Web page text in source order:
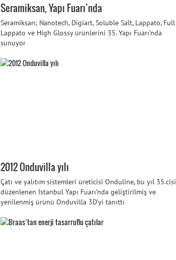
Seramiksan, Yapı Fuarı’nda
Seramiksan; Nanotech, Digiart, Soluble Salt, Lappato, Full
Lappato ve High Glossy ürünlerini 35. Yapı Fuarı’nda
sunuyor
2012 Onduvilla yılı
Çatı ve yalıtım sistemleri üreticisi Onduline, bu yıl 35.cisi
düzenlenen İstanbul Yapı Fuarı’nda geliştirilmiş ve
yenilenmiş ürünü Onduvilla 3D’yi tanıttı